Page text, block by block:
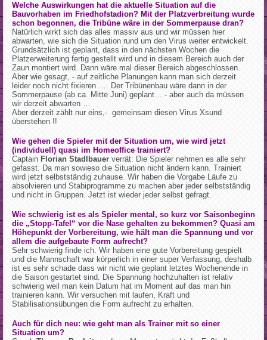
Welche Auswirkungen hat die aktuelle Situation auf die
Bauvorhaben im Friedhofstadion? Mit der Platzverbreitung wurde
schon begonnen, die Tribüne wäre in der Sommerpause dran?
Natürlich wirkt sich das alles massiv aus und wir müssen hier
abwarten, wie sich die Situation rund um den Virus weiter entwickelt.
Grundsätzlich ist geplant, dass in den nächsten Wochen die
Platzerweiterung fertig gestellt wird und in diesem Bereich auch der
Zaun montiert wird. Dann wäre mal dieser Bereich abgeschlossen.
Aber wie gesagt, - auf zeitliche Planungen kann man sich derzeit
leider noch nicht fixieren …. Der Tribünenbau wäre dann in der
Sommerpause (ab ca. Mitte Juni) geplant… - aber auch da müssen
wir derzeit abwarten …
Aber derzeit zählt nur eins,- gemeinsam diesen Virus Xsund
überstehen !!
Wie gehen die Spieler mit der Situation um, wie wird jetzt
(individuell) quasi im Homeoffice trainiert?
Captain Florian Stadlbauer verrät: Die Spieler nehmen es alle sehr
gefasst. Da man sowieso die Situation nicht ändern kann. Trainiert
wird jetzt selbstständig zuhause. Wir haben die Vorgabe Läufe zu
absolvieren und Stabiprogramme zu machen aber jeder selbstständig
und nicht in Gruppen. Jetzt ist wieder jeder selbst gefragt.
Wie schwierig ist es als Spieler mental, so kurz vor Saisonbeginn
die „Stopp-Tafel“ vor die Nase gehalten zu bekommen? Quasi am
Höhepunkt der Vorbereitung, wie hält man die Spannung und vor
allem die aufgebaute Form aufrecht?
Sehr schwierig finde ich. Wir haben eine gute Vorbereitung gespielt
und die Mannschaft war körperlich in einer super Verfassung, deshalb
ist es sehr schade dass wir nicht wie geplant letztes Wochenende in
die Saison gestartet sind. Die Spannung hochzuhalten ist relativ
schwierig weil man kein Datum hat im Moment auf das man hin
trainieren kann. Wir versuchen mit laufen, Kraft und
Stabilisationsübungen die Form aufrecht zu erhalten.
Auch für dich neu: wie geht man als Trainer mit so einer
Situation um?